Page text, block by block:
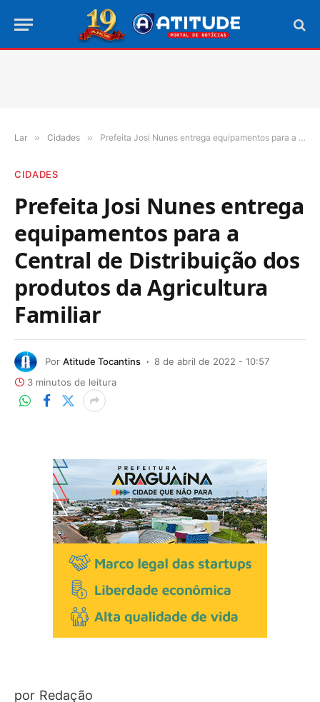
Lar » Cidades » Prefeita Josi Nunes entrega equipamentos para a Central de Distribuição dos produtos da Agricultura Familiar
CIDADES
Prefeita Josi Nunes entrega
equipamentos para a
Central de Distribuição dos
produtos da Agricultura
Familiar
Por Atitude Tocantins
8 de abril de 2022 - 10:57
3 minutos de leitura
por Redação